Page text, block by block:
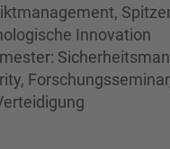
Innovation